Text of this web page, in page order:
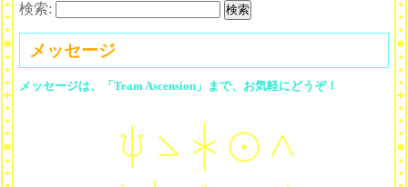
検索:
メッセージ
メッセージは、「Team Ascension」まで、お気軽にどうぞ！